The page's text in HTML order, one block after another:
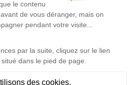
d’arbre hommage est
Je rends hommage